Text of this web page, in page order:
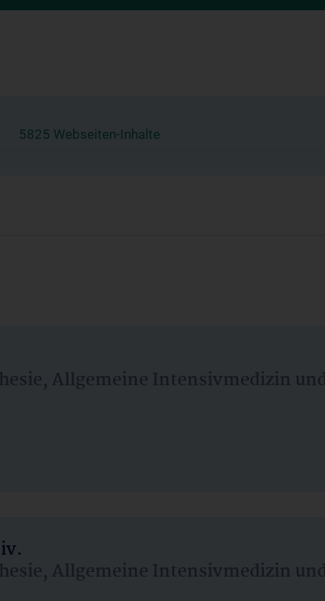
5825 Webseiten-Inhalte
Allgemeine Intensivmedizin
Allgemeine Intensivmedizin